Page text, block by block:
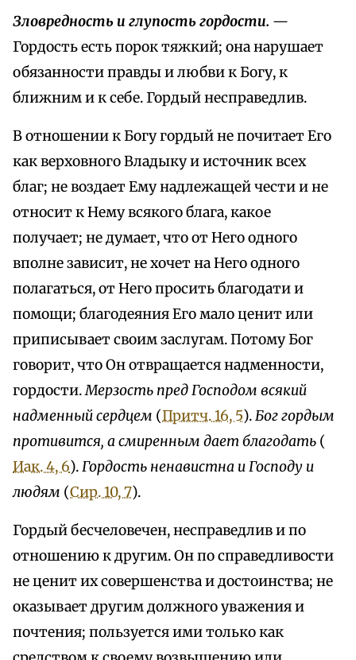
Зловредность и глупость гордости. —
Гордость есть порок тяжкий; она нарушает
обязанности правды и любви к Богу, к
ближним и к себе. Гордый несправедлив.
В отношении к Богу гордый не почитает Его
как верховного Владыку и источник всех
благ; не воздает Ему надлежащей чести и не
относит к Нему всякого блага, какое
получает; не думает, что от Него одного
вполне зависит, не хочет на Него одного
полагаться, от Него просить благодати и
помощи; благодеяния Его мало ценит или
приписывает своим заслугам. Потому Бог
говорит, что Он отвращается надменности,
гордости.Мерзость пред Господом всякий
надменный сердцем (Притч. 16, 5).Бог гордым
противится, а смиренным дает благодать (
Иак. 4, 6).Гордость ненавистна и Господу и
людям (Сир. 10, 7).
Гордый бесчеловечен, несправедлив и по
отношению к другим. Он по справедливости
не ценит их совершенства и достоинства; не
оказывает другим должного уважения и
почтения; пользуется ими только как